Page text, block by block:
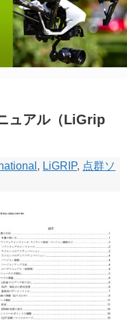
ュアル（LiGrip
, LiGRIP, 点群ソ